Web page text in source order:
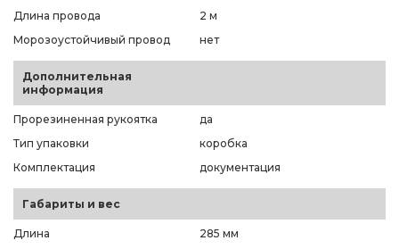
Длина провода
2 м
Морозоустойчивый провод
нет
Дополнительная
информация
Прорезиненная рукоятка
да
Тип упаковки
коробка
Комплектация
документация
Габариты и вес
Длина
285 мм